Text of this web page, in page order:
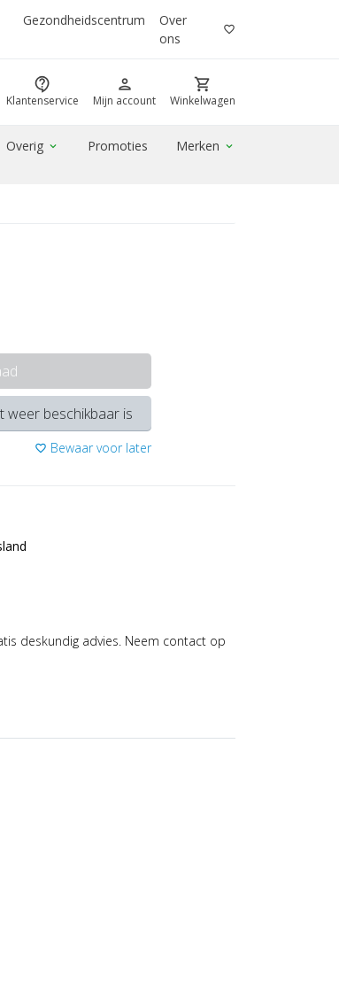
Gezondheidscentrum
Over
ons
favorite_border
contact_support
Klantenservice
person
Mijn account
shopping_cart
Winkelwagen
Overig expand_more Promoties Merken expand_more
weer beschikbaar is
favorite_border Bewaar voor later
deskundig advies. Neem contact op